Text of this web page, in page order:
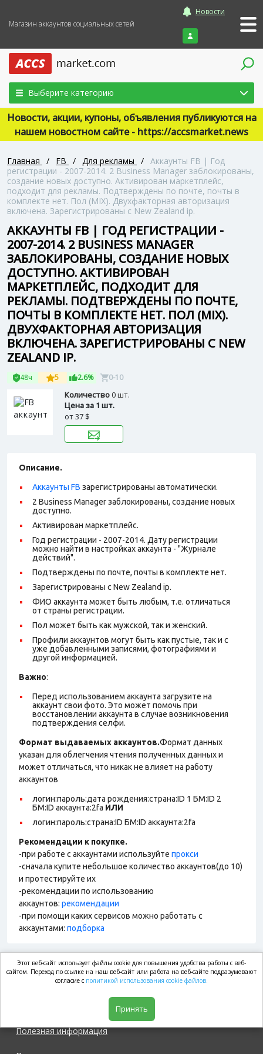
Магазин аккаунтов социальных сетей
Новости
Войти
Выберите категорию
Новости, акции, купоны, объявления публикуются на
нашем новостном сайте - https://accsmarket.news
Главная / FB / Для рекламы / Аккаунты FB | Год
регистрации - 2007-2014. 2 Business Manager заблокированы,
создание новых доступно. Активирован маркетплейс,
подходит для рекламы. Подтверждены по почте, почты в
комплекте нет. Пол (MIX). Двухфакторная авторизация
включена. Зарегистрированы с New Zealand ip.
АККАУНТЫ FB | ГОД РЕГИСТРАЦИИ -
2007-2014. 2 BUSINESS MANAGER
ЗАБЛОКИРОВАНЫ, СОЗДАНИЕ НОВЫХ
ДОСТУПНО. АКТИВИРОВАН
МАРКЕТПЛЕЙС, ПОДХОДИТ ДЛЯ
РЕКЛАМЫ. ПОДТВЕРЖДЕНЫ ПО ПОЧТЕ,
ПОЧТЫ В КОМПЛЕКТЕ НЕТ. ПОЛ (MIX).
ДВУХФАКТОРНАЯ АВТОРИЗАЦИЯ
ВКЛЮЧЕНА. ЗАРЕГИСТРИРОВАНЫ С NEW
ZEALAND IP.
48ч 5 2.6% 0-10
Количество0 шт.
Цена за 1 шт.
от37 $
Описание.
Аккаунты FB зарегистрированы автоматически.
2 Business Manager заблокированы, создание новых
доступно.
Активирован маркетплейс.
Год регистрации - 2007-2014. Дату регистрации
можно найти в настройках аккаунта - "Журнале
действий".
Подтверждены по почте, почты в комплекте нет.
Зарегистрированы с New Zealand ip.
ФИО аккаунта может быть любым, т.е. отличаться
от страны регистрации.
Пол может быть как мужской, так и женский.
Профили аккаунтов могут быть как пустые, так и с
уже добавленными записями, фотографиями и
другой информацией.
Важно:
Перед использованием аккаунта загрузите на
аккаунт свои фото. Это может помочь при
восстановлении аккаунта в случае возникновения
подтверждения селфи.
Формат выдаваемых аккаунтов.Формат данных
указан для облегчения чтения полученных данных и
может отличаться, что никак не влияет на работу
аккаунтов
логин:пароль:дата рождения:страна:ID 1 БМ:ID 2
БМ:ID аккаунта:2fa ИЛИ
логин:пароль:страна:ID БМ:ID аккаунта:2fa
Рекомендации к покупке.
-при работе с аккаунтами используйте прокси
-сначала купите небольшое количество аккаунтов(до 10)
и протестируйте их
-рекомендации по использованию
аккаунтов: рекомендации
-при помощи каких сервисов можно работать с
аккаунтами: подборка
market.com
Полезная информация
Этот веб-сайт использует файлы cookie для повышения удобства работы с веб-
сайтом. Переход по ссылке на наш веб-сайт или работа на веб-сайте подразумевают
согласие с политикой использования cookie файлов.
Принять